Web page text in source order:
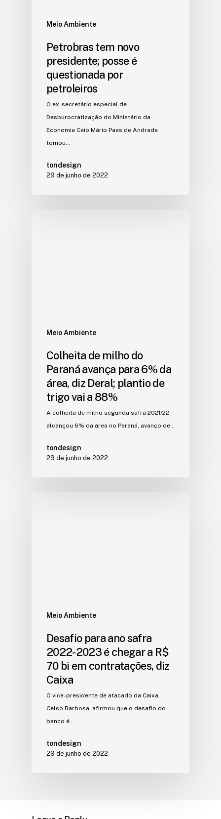
Meio Ambiente
Petrobras tem novo
presidente; posse é
questionada por
petroleiros
O ex-secretário especial de
Desburocratização do Ministério da
Economia Caio Mário Paes de Andrade
tomou…
tondesign
29 de junho de 2022
Meio Ambiente
Colheita de milho do
Paraná avança para 6% da
área, diz Deral; plantio de
trigo vai a 88%
A colheita de milho segunda safra 2021/22
alcançou 6% da área no Paraná, avanço de…
tondesign
29 de junho de 2022
Meio Ambiente
Desafio para ano safra
2022-2023 é chegar a R$
70 bi em contratações, diz
Caixa
O vice-presidente de atacado da Caixa,
Celso Barbosa, afirmou que o desafio do
banco é…
tondesign
29 de junho de 2022